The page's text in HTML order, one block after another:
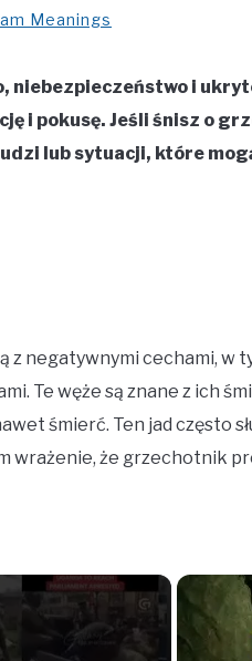
Meanings
niebezpieczeństwo i
i pokusę. Jeśli śnisz o
lub sytuacji, które
negatywnymi cechami, w
Te węże są znane z ich
śmierć. Ten jad często
wrażenie, że grzechotnik